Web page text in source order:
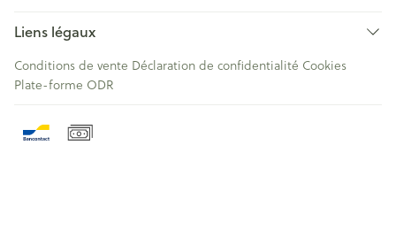
Liens légaux
Conditions de vente Déclaration de confidentialité Cookies
Plate-forme ODR